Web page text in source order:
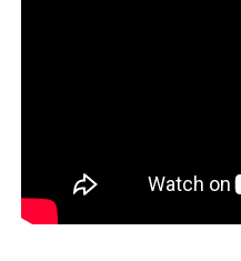
La funcionaria añadió que el
atención a familias de